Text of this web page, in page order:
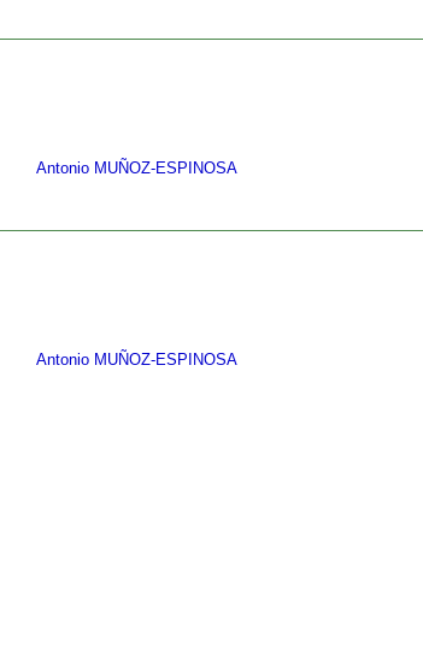
Antonio MUÑOZ-ESPINOSA
Antonio MUÑOZ-ESPINOSA